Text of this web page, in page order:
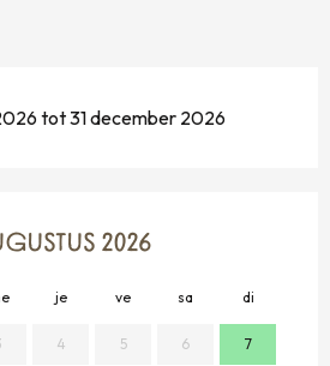
tot 31 december 2026
2026
je ve sa di
4 5 6 7